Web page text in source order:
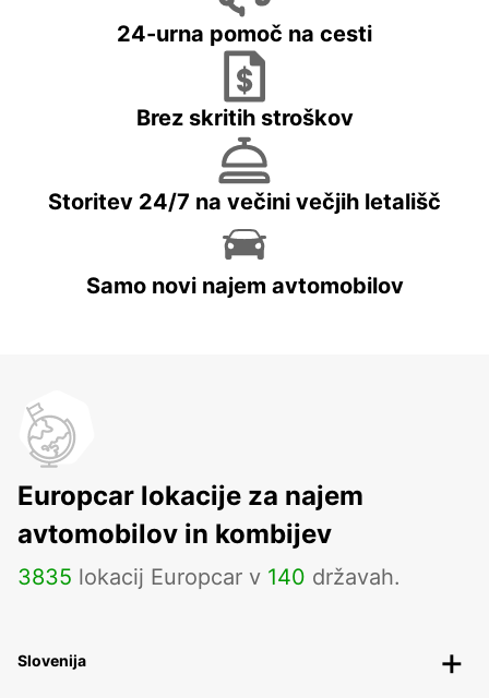
24-urna pomoč na cesti
Brez skritih stroškov
Storitev 24/7 na večini večjih letališč
Samo novi najem avtomobilov
Europcar lokacije za najem
avtomobilov in kombijev
3835 lokacij Europcar v 140 državah.
Slovenija